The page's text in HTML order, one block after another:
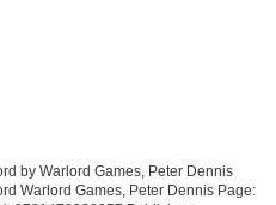
by Warlord Games, Peter Dennis
Warlord Games, Peter Dennis Page: